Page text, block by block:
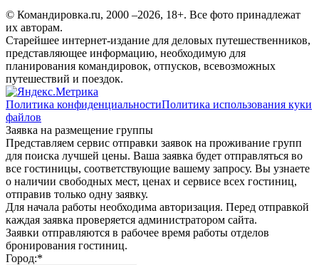
© Командировка.ru, 2000 –2026, 18+. Все фото принадлежат
их авторам.
Старейшее интернет-издание для деловых путешественников,
представляющее информацию, необходимую для
планирования командировок, отпусков, всевозможных
путешествий и поездок.
Политика конфиденциальностиПолитика использования куки
файлов
Заявка на размещение группы
Представляем сервис отправки заявок на проживание групп
для поиска лучшей цены. Ваша заявка будет отправляться во
все гостиницы, соответствующие вашему запросу. Вы узнаете
о наличии свободных мест, ценах и сервисе всех гостиниц,
отправив только одну заявку.
Для начала работы необходима авторизация. Перед отправкой
каждая заявка проверяется администратором сайта.
Заявки отправляются в рабочее время работы отделов
бронирования гостиниц.
Город:*